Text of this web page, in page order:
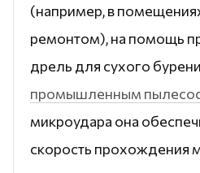
(например, в
ремонтом), на помощь
дрель для сухого
промышленным
микроудара она
скорость прохождения